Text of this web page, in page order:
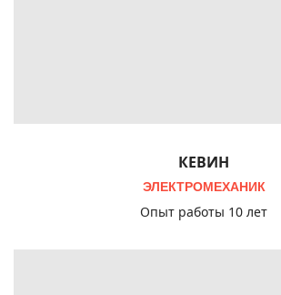
КЕВИН
ЭЛЕКТРОМЕХАНИК
Опыт работы 10 лет